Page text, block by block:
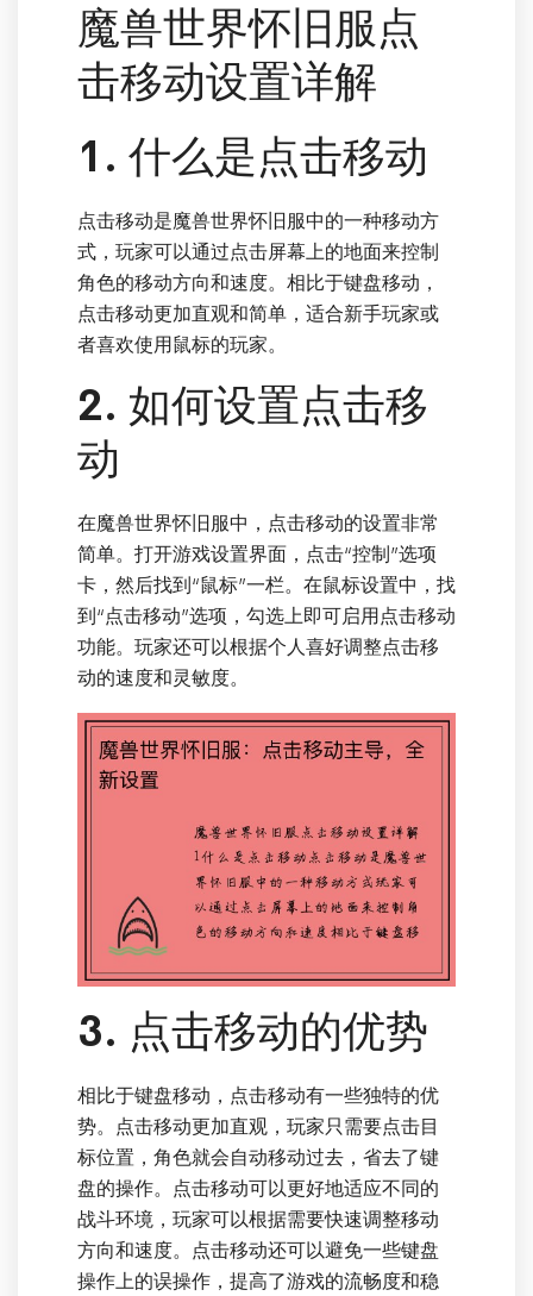
魔兽世界怀旧服点
击移动设置详解
1. 什么是点击移动
点击移动是魔兽世界怀旧服中的一种移动方
式，玩家可以通过点击屏幕上的地面来控制
角色的移动方向和速度。相比于键盘移动，
点击移动更加直观和简单，适合新手玩家或
者喜欢使用鼠标的玩家。
2. 如何设置点击移
动
在魔兽世界怀旧服中，点击移动的设置非常
简单。打开游戏设置界面，点击“控制”选项
卡，然后找到“鼠标”一栏。在鼠标设置中，找
到“点击移动”选项，勾选上即可启用点击移动
功能。玩家还可以根据个人喜好调整点击移
动的速度和灵敏度。
3. 点击移动的优势
相比于键盘移动，点击移动有一些独特的优
势。点击移动更加直观，玩家只需要点击目
标位置，角色就会自动移动过去，省去了键
盘的操作。点击移动可以更好地适应不同的
战斗环境，玩家可以根据需要快速调整移动
方向和速度。点击移动还可以避免一些键盘
操作上的误操作，提高了游戏的流畅度和稳